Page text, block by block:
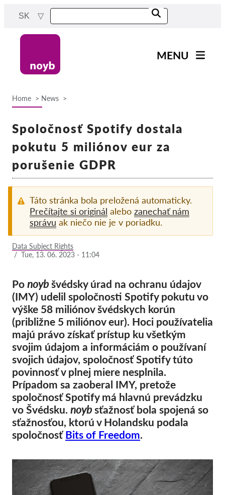
content
SK
MENU
Projekty
orgánov
Rozhodnutia pre jednotlivé
Exercise your rights!
Príspevky
Sponzorstvo
Daňová uznateľnosť
Prihlásenie člena
O nás
Tím
Výročné správy
Otázky a odpovede
Kariéra
OnionShare
Média
Home News
Spoločnosť Spotify dostala
pokutu 5 miliónov eur za
porušenie GDPR
Táto stránka bola preložená automaticky.
Prečítajte si originál alebo zanechať nám
správu ak niečo nie je v poriadku.
Data Subject Rights
/ Tue, 13. 06. 2023 - 11:04
Po noybšvédsky úrad na ochranu údajov
(IMY) udelil spoločnosti Spotify pokutu vo
výške 58 miliónov švédskych korún
(približne 5 miliónov eur). Hoci používatelia
majú právo získať prístup ku všetkým
svojim údajom a informáciám o používaní
svojich údajov, spoločnosť Spotify túto
povinnosť v plnej miere nesplnila.
Prípadom sa zaoberal IMY, pretože
spoločnosť Spotify má hlavnú prevádzku
vo Švédsku. noybsťažnosť bola spojená so
sťažnosťou, ktorú v Holandsku podala
spoločnosť Bits of Freedom.